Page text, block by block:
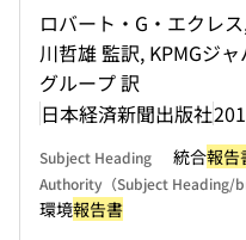
ロバート・G・エクレ
川哲雄 監訳, KPMGジ
グループ 訳
日本経済新聞出版社
Subject Heading 統合報告
Authority（Subject Heading/
環境報告書